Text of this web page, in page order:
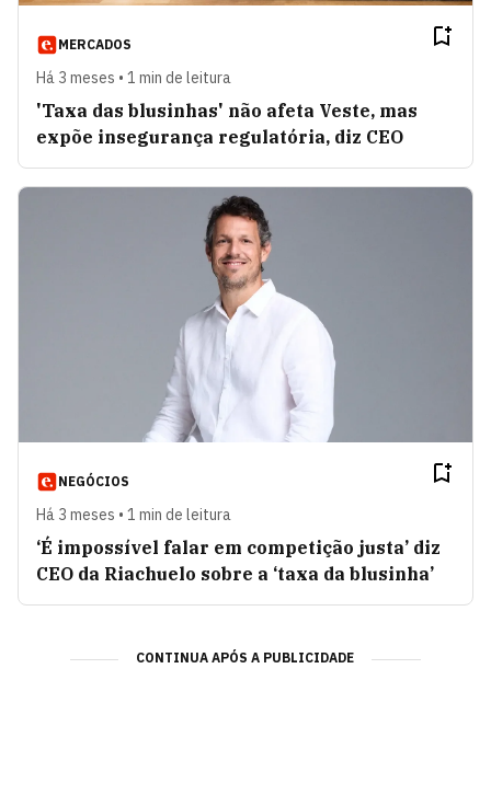
MERCADOS
Há 3 meses • 1 min de leitura
'Taxa das blusinhas' não afeta Veste, mas
expõe insegurança regulatória, diz CEO
NEGÓCIOS
Há 3 meses • 1 min de leitura
‘É impossível falar em competição justa’ diz
CEO da Riachuelo sobre a ‘taxa da blusinha’
CONTINUA APÓS A PUBLICIDADE